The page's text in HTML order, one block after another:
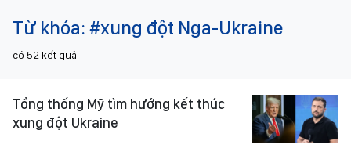
Từ khóa: #xung đột Nga-Ukraine
có 52 kết quả
Tổng thống Mỹ tìm hướng kết thúc
xung đột Ukraine